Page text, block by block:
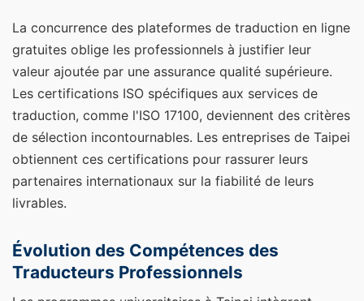
La concurrence des plateformes de traduction en ligne
gratuites oblige les professionnels à justifier leur
valeur ajoutée par une assurance qualité supérieure.
Les certifications ISO spécifiques aux services de
traduction, comme l'ISO 17100, deviennent des critères
de sélection incontournables. Les entreprises de Taipei
obtiennent ces certifications pour rassurer leurs
partenaires internationaux sur la fiabilité de leurs
livrables.
Évolution des Compétences des
Traducteurs Professionnels